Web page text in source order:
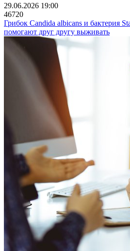
29.06.2026 19:00
46720
Грибок Candida albicans и бактерия
помогают друг другу выживать